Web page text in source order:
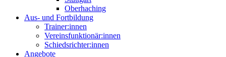
Oberhaching
Aus- und Fortbildung
Trainer:innen
Vereinsfunktionär:innen
Schiedsrichter:innen
Angebote